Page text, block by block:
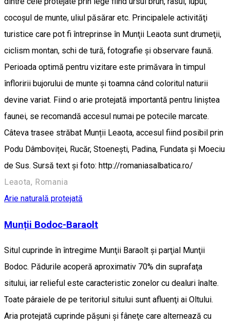
cocoşul de munte, uliul păsărar etc. Principalele activităţi
turistice care pot fi întreprinse în Munţii Leaota sunt drumeţii,
ciclism montan, schi de tură, fotografie şi observare faună.
Perioada optimă pentru vizitare este primăvara în timpul
înfloririi bujorului de munte și toamna când coloritul naturii
devine variat. Fiind o arie protejată importantă pentru liniștea
faunei, se recomandă accesul numai pe potecile marcate.
Câteva trasee străbat Munții Leaota, accesul fiind posibil prin
Podu Dâmboviței, Rucăr, Stoenești, Padina, Fundata și Moeciu
de Sus. Sursă text și foto: http://romaniasalbatica.ro/
Leaota, Romania
Arie naturală protejată
Munții Bodoc-Baraolt
Situl cuprinde în întregime Munţii Baraolt şi parţial Munţii
Bodoc. Pădurile acoperă aproximativ 70% din suprafaţa
sitului, iar relieful este caracteristic zonelor cu dealuri înalte.
Toate pâraiele de pe teritoriul sitului sunt afluenţi ai Oltului.
Aria protejată cuprinde păşuni şi fâneţe care alternează cu